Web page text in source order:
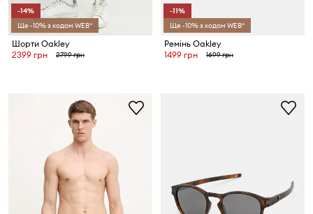
-14%
Ще -10% з кодом WEB*
Шорти Oakley
2399 грн
2799 грн
-11%
Ще -10% з кодом WEB*
Ремінь Oakley
1499 грн
1699 грн